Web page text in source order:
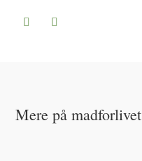
Mere på madforlivet